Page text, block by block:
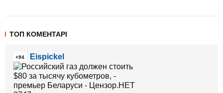
ТОП КОМЕНТАРІ
+94 Eispickel